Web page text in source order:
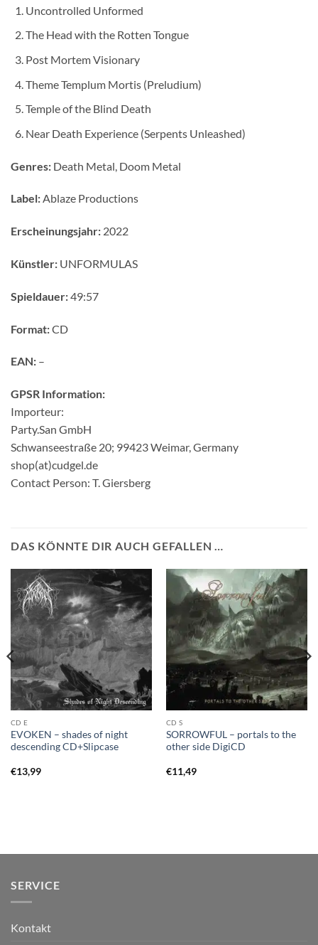
Uncontrolled Unformed
The Head with the Rotten Tongue
Post Mortem Visionary
Theme Templum Mortis (Preludium)
Temple of the Blind Death
Near Death Experience (Serpents Unleashed)
Genres: Death Metal, Doom Metal
Label:Ablaze Productions
Erscheinungsjahr: 2022
Künstler: UNFORMULAS
Spieldauer:49:57
Format:CD
EAN: –
GPSR Information:
Importeur:
Party.San GmbH
Schwanseestraße 20; 99423 Weimar, Germany
shop(at)cudgel.de
Contact Person: T. Giersberg
DAS KÖNNTE DIR AUCH GEFALLEN …
CD E
EVOKEN – shades of night
descending CD+Slipcase
€13,99
CD S
SORROWFUL – portals to the
other side DigiCD
€11,49
SERVICE
Kontakt